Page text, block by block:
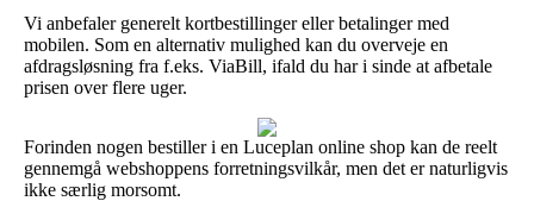
Vi anbefaler generelt kortbestillinger eller betalinger med
mobilen. Som en alternativ mulighed kan du overveje en
afdragsløsning fra f.eks. ViaBill, ifald du har i sinde at afbetale
prisen over flere uger.
Forinden nogen bestiller i en Luceplan online shop kan de reelt
gennemgå webshoppens forretningsvilkår, men det er naturligvis
ikke særlig morsomt.